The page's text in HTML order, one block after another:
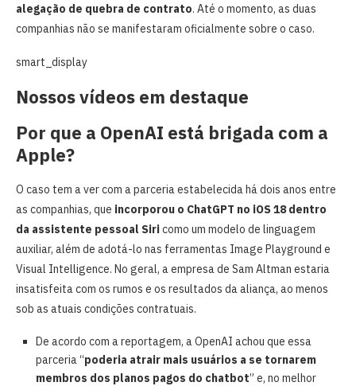
alegação de quebra de contrato. Até o momento, as duas
companhias não se manifestaram oficialmente sobre o caso.
smart_display
Nossos vídeos em destaque
Por que a OpenAI está brigada com a
Apple?
O caso tem a ver com a parceria estabelecida há dois anos entre
as companhias, que incorporou o ChatGPT no iOS 18 dentro
da assistente pessoal Siricomo um modelo de linguagem
auxiliar, além de adotá-lo nas ferramentas Image Playground e
Visual Intelligence. No geral, a empresa de Sam Altman estaria
insatisfeita com os rumos e os resultados da aliança, ao menos
sob as atuais condições contratuais.
De acordo com a reportagem, a OpenAI achou que essa
parceria “poderia atrair mais usuários a se tornarem
membros dos planos pagos do chatbot” e, no melhor